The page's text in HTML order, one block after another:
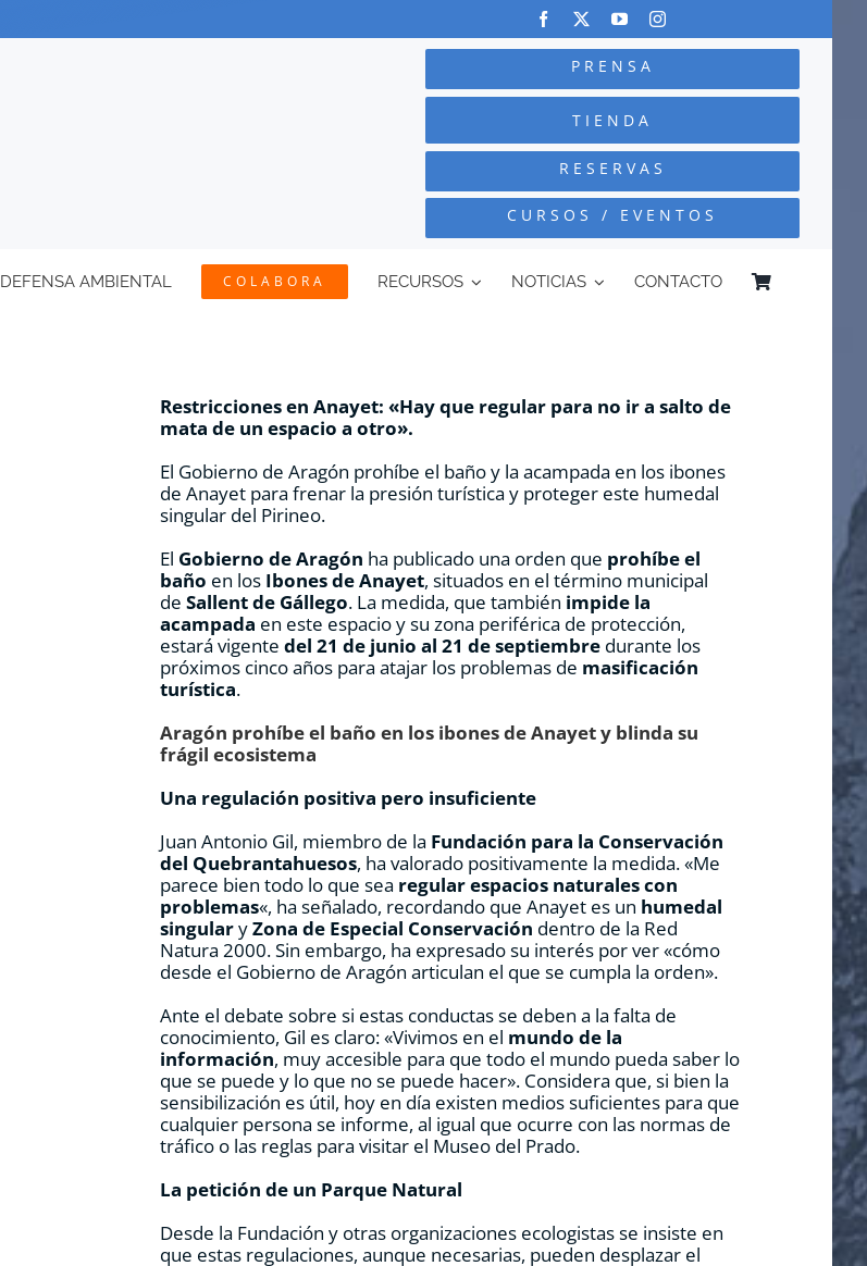
PRENSA
TIENDA
RESERVAS
CURSOS / EVENTOS
DEFENSA AMBIENTAL COLABORA RECURSOS NOTICIAS CONTACTO
Restricciones en Anayet: «Hay que regular para no ir a salto de
mata de un espacio a otro».
El Gobierno de Aragón prohíbe el baño y la acampada en los ibones
de Anayet para frenar la presión turística y proteger este humedal
singular del Pirineo.
El Gobierno de Aragón ha publicado una orden que prohíbe el
baño en los Ibones de Anayet, situados en el término municipal
deSallent de Gállego. La medida, que también impide la
acampada en este espacio y su zona periférica de protección,
estará vigentedel 21 de junio al 21 de septiembre durante los
próximos cinco años para atajar los problemas de masificación
turística.
Aragón prohíbe el baño en los ibones de Anayet y blinda su
frágil ecosistema
Una regulación positiva pero insuficiente
Juan Antonio Gil, miembro de la Fundación para la Conservación
del Quebrantahuesos, ha valorado positivamente la medida. «Me
parece bien todo lo que sea regular espacios naturales con
problemas«, ha señalado, recordando que Anayet es un humedal
singularyZona de Especial Conservación dentro de la Red
Natura 2000. Sin embargo, ha expresado su interés por ver «cómo
desde el Gobierno de Aragón articulan el que se cumpla la orden».
Ante el debate sobre si estas conductas se deben a la falta de
conocimiento, Gil es claro: «Vivimos en el mundo de la
información, muy accesible para que todo el mundo pueda saber lo
que se puede y lo que no se puede hacer». Considera que, si bien la
sensibilización es útil, hoy en día existen medios suficientes para que
cualquier persona se informe, al igual que ocurre con las normas de
tráfico o las reglas para visitar el Museo del Prado.
La petición de un Parque Natural
Desde la Fundación y otras organizaciones ecologistas se insiste en
que estas regulaciones, aunque necesarias, pueden desplazar el